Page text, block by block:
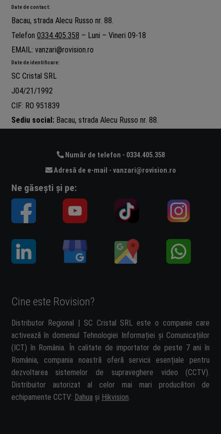
Date de contact:
Bacau, strada Alecu Russo nr. 88.
Telefon 0334.405.358 – Luni – Vineri 09-18
EMAIL: vanzari@rovision.ro
Date de identificare:
SC Cristal SRL
J04/21/1992
CIF: RO 951839
Sediu social:Bacau, strada Alecu Russo nr. 88.
Număr de telefon - 0334.405.358
Adresă de e-mail - vanzari@rovision.ro
Ne găsești și pe:
Cine este Rovision?
Distributor Regional | SC Cristal SRL este o companie care
activează în domeniul Tehnologiei Informației și Comunicațiilor
(ICT) în România. În calitate de importator de peste 7 ani în
România, compania noastră oferă servicii esențiale pentru
dezvoltarea sistemelor de supraveghere video (CCTV).
Distribuitor autorizat al celor mai mari producători de
echipamente CCTV: Dahua și Hikvision.